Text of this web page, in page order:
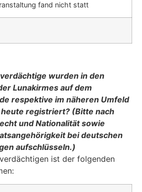
fand nicht statt
wurden in den
Lunakirmes auf dem
respektive im näheren Umfeld
registriert? (Bitte nach
und Nationalität sowie
bei deutschen
aufschlüsseln.)
ist der folgenden